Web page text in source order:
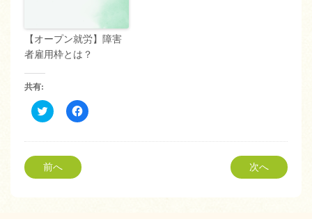
【オープン就労】障害
者雇用枠とは？
共有:
ク
リ
し
て
Twitter
で
共
Facebook
で
す
前へ 次へ